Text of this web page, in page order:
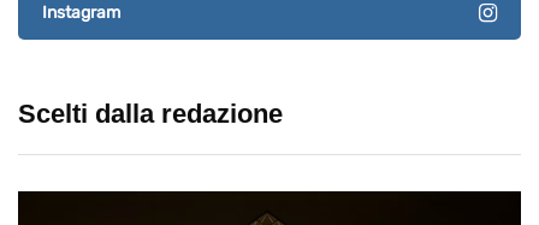
Instagram
Scelti dalla redazione